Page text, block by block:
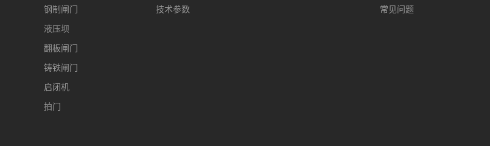
钢制闸门
液压坝
翻板闸门
铸铁闸门
启闭机
拍门
技术参数
常见问题